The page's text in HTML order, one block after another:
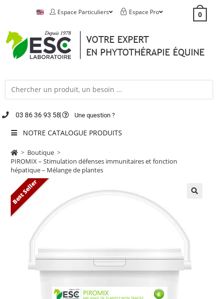
Espace Particuliers Espace Pro 0
03 86 36 93 58 Une question ?
NOTRE CATALOGUE PRODUITS
> Boutique >
PIROMIX – Stimulation défenses immunitaires et fonction
hépatique – Mélange de plantes
Best Seller